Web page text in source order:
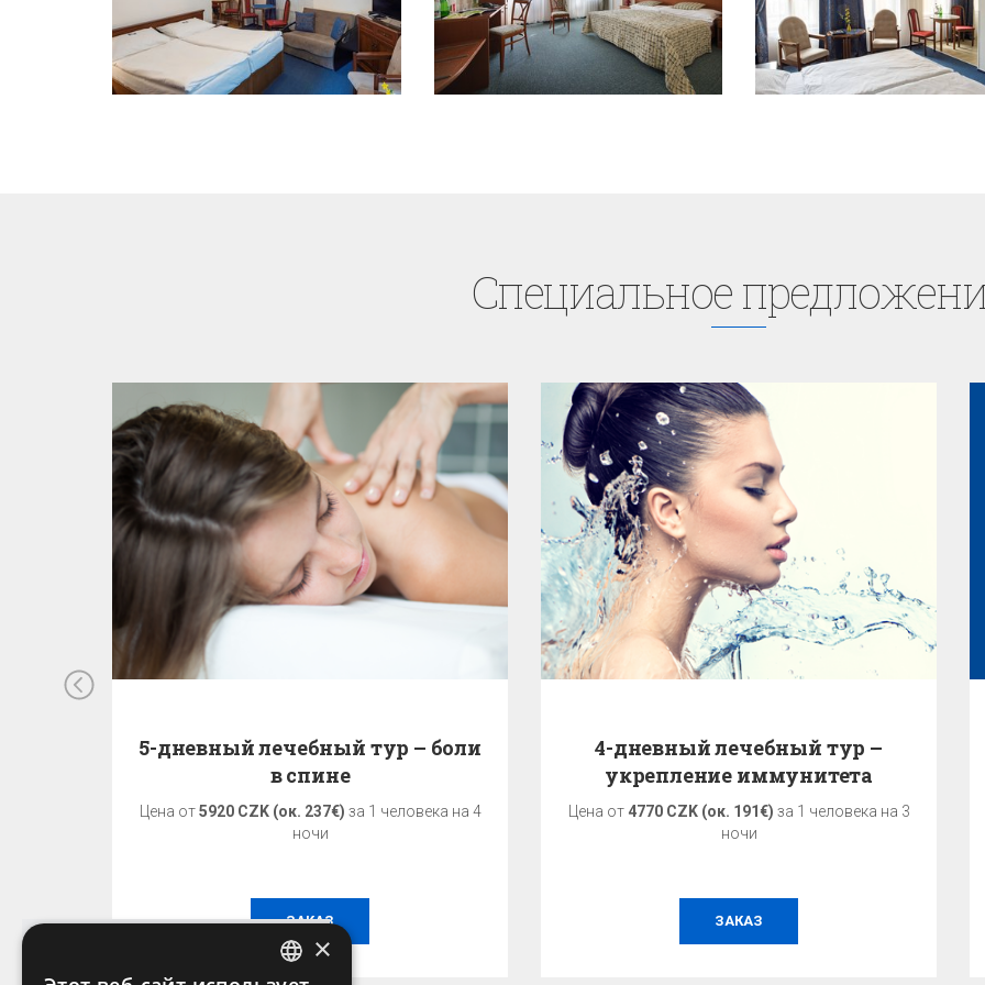
Cпециaльное
5-дневный лечебный тур – боли
в спине
Цена от5920 CZK (ок. 237€) за 1 человека на 4
ночи
ЗАКАЗ
4-дневный лечебный тур –
укрепление иммунитета
Цена от 4770 CZK (ок. 191€) за 1 человека на 3
ночи
ЗАКАЗ
×